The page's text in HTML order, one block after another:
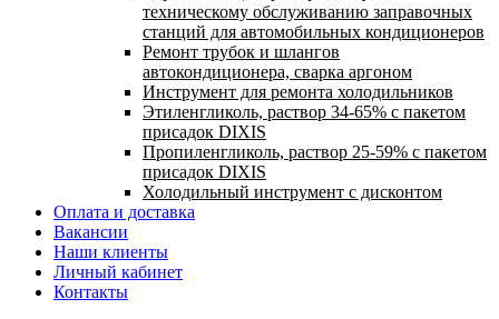
техническому обслуживанию заправочных
станций для автомобильных кондиционеров
Ремонт трубок и шлангов
автокондиционера, сварка аргоном
Инструмент для ремонта холодильников
Этиленгликоль, раствор 34-65% с пакетом
присадок DIXIS
Пропиленгликоль, раствор 25-59% с пакетом
присадок DIXIS
Холодильный инструмент с дисконтом
Оплата и доставка
Вакансии
Наши клиенты
Личный кабинет
Контакты